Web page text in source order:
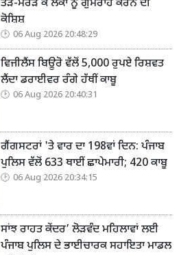
ਤੋੜ-ਮਰੋੜ ਕੇ ਲੋਕਾਂ ਨੂੰ ਗੁਮਰਾਹ ਕਰਨ ਦੀ
ਕੋਸ਼ਿਸ਼
06 Aug 2026 20:48:29
ਵਿਜੀਲੈਂਸ ਬਿਊਰੋ ਵੱਲੋਂ 5,000 ਰੁਪਏ ਰਿਸ਼ਵਤ
ਲੈਂਦਾ ਡਰਾਈਵਰ ਰੰਗੇ ਹੱਥੀਂ ਕਾਬੂ
06 Aug 2026 20:40:31
ਗੈਂਗਸਟਰਾਂ 'ਤੇ ਵਾਰ ਦਾ 198ਵਾਂ ਦਿਨ: ਪੰਜਾਬ
ਪੁਲਿਸ ਵੱਲੋਂ 633 ਥਾਈਂ ਛਾਪੇਮਾਰੀ; 420 ਕਾਬੂ
06 Aug 2026 20:34:15
ਸਾਂਝ ਰਾਹਤ ਕੇਂਦਰ’ ਲੋੜਵੰਦ ਮਹਿਲਾਵਾਂ ਲਈ
ਪੰਜਾਬ ਪੁਲਿਸ ਦੇ ਭਾਈਚਾਰਕ ਸਹਾਇਤਾ ਮਾਡਲ